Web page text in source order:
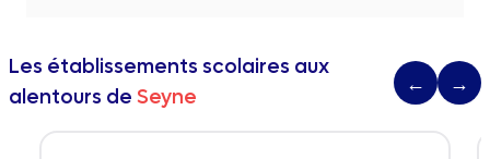
Les établissements scolaires aux
alentours de Seyne
← →